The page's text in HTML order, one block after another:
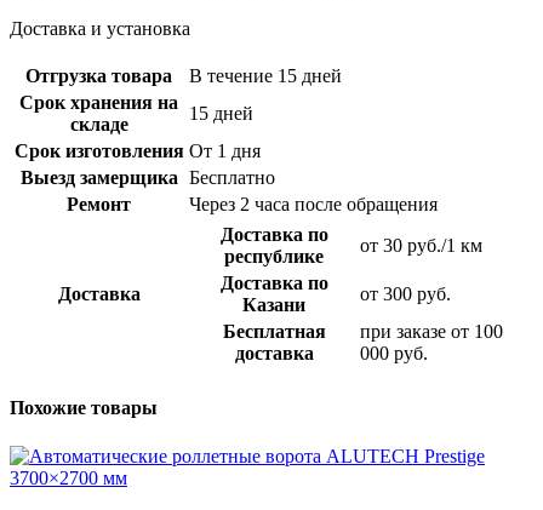
Доставка и установка
Отгрузка товара
В течение 15 дней
Срок хранения на
складе
15 дней
Срок изготовления От 1 дня
Выезд замерщика Бесплатно
Ремонт
Через 2 часа после обращения
Доставка
Доставка по
республике
от 30 руб./1 км
Доставка по
Казани
от 300 руб.
Бесплатная
доставка
при заказе от 100
000 руб.
Похожие товары